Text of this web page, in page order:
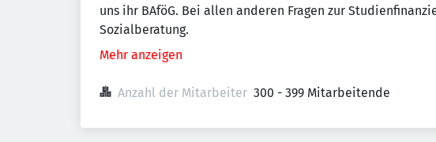
uns ihr BAföG. Bei allen anderen Fragen zur
Sozialberatung.
Mehr anzeigen
Anzahl der Mitarbeiter 300 - 399 Mitarbeitende